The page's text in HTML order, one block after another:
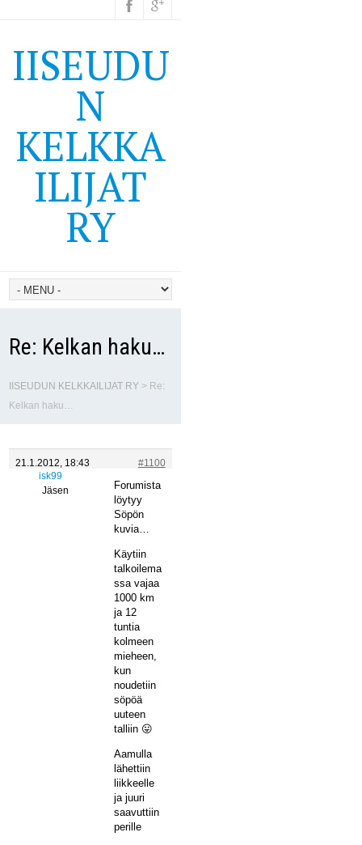
IISEUDU
N
KELKKA
ILIJAT
RY
Re: Kelkan haku…
IISEUDUN KELKKAILIJAT RY > Re:
Kelkan haku…
21.1.2012, 18:43
#1100
isk99
Jäsen
Forumista
löytyy
Söpön
kuvia…
Käytiin
talkoilema
ssa vajaa
1000 km
ja 12
tuntia
kolmeen
mieheen,
kun
noudetiin
söpöä
uuteen
talliin 😛
Aamulla
lähettiin
liikkeelle
ja juuri
saavuttiin
perille